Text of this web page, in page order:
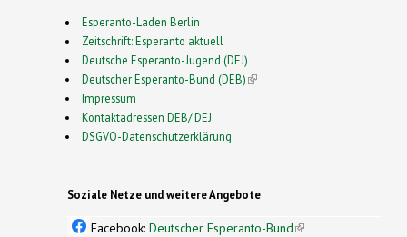
Esperanto-Laden Berlin
Zeitschrift: Esperanto aktuell
Deutsche Esperanto-Jugend (DEJ)
Deutscher Esperanto-Bund (DEB)(link is external)
Impressum
Kontaktadressen DEB/ DEJ
DSGVO-Datenschutzerklärung
Soziale Netze und weitere Angebote
Facebook: Deutscher Esperanto-Bund(link is